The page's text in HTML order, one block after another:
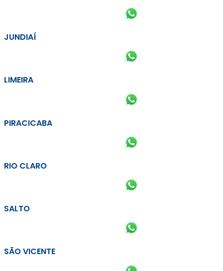
JUNDIAÍ
LIMEIRA
PIRACICABA
RIO CLARO
SALTO
SÃO VICENTE